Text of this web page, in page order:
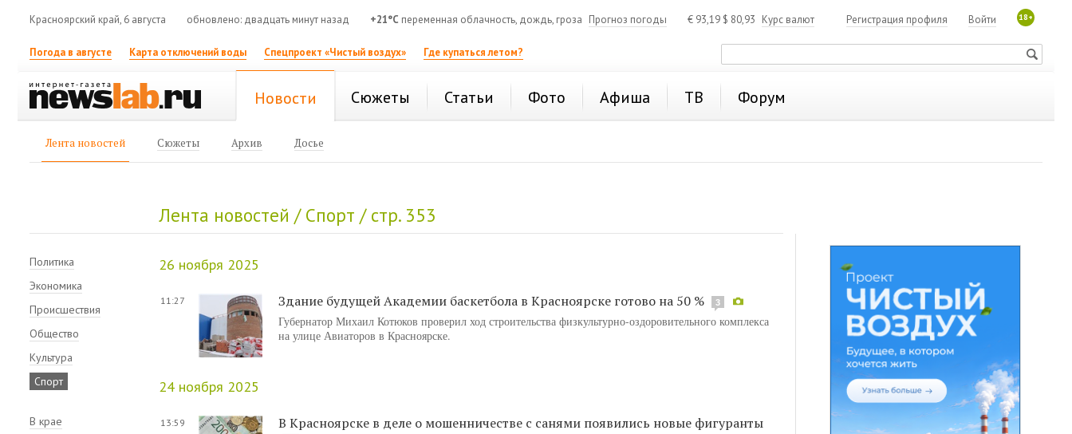
Красноярский край, 6 августа обновлено: двадцать минут назад +21°C переменная облачность, дождь, гроза Прогноз погоды € 93,19 $ 80,93 Курс валют 18+
Войти
Регистрация профиля
Погода в августе Карта отключений воды Спецпроект «Чистый воздух» Где купаться летом?
Новости Сюжеты Статьи Фото Афиша ТВ Форум
Лента новостей Сюжеты Архив Досье
Лента новостей / Спорт / стр. 353
Политика
Экономика
Происшествия
Общество
Культура
Спорт
В крае
26 ноября 2025
11:27 Здание будущей Академии баскетбола в Красноярске готово на 50 % 3
Губернатор Михаил Котюков проверил ход строительства физкультурно-оздоровительного комплекса
на улице Авиаторов в Красноярске.
24 ноября 2025
13:59 В Красноярске в деле о мошенничестве с санями появились новые фигуранты